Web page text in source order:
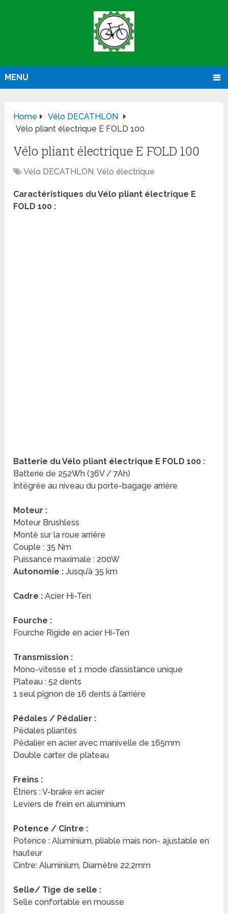
MENU
Home
Vélo DECATHLON
Vélo pliant électrique E FOLD 100
Vélo pliant électrique E FOLD 100
Vélo DECATHLON,Vélo électrique
Caractéristiques du Vélo pliant électrique E
FOLD 100 :
Batterie du Vélo pliant électrique E FOLD 100 :
Batterie de 252Wh (36V / 7Ah)
Intégrée au niveau du porte-bagage arrière
Moteur :
Moteur Brushless
Monté sur la roue arrière
Couple : 35 Nm
Puissance maximale : 200W
Autonomie : Jusqu’à 35 km
Cadre : Acier Hi-Ten
Fourche :
Fourche Rigide en acier Hi-Ten
Transmission :
Mono-vitesse et 1 mode d’assistance unique
Plateau : 52 dents
1 seul pignon de 16 dents à l’arrière
Pédales / Pédalier :
Pédales pliantes
Pédalier en acier avec manivelle de 165mm
Double carter de plateau
Freins :
Étriers : V-brake en acier
Leviers de frein en aluminium
Potence / Cintre :
Potence : Aluminium, pliable mais non- ajustable en
hauteur
Cintre: Aluminium, Diamètre 22,2mm
Selle/ Tige de selle :
Selle confortable en mousse